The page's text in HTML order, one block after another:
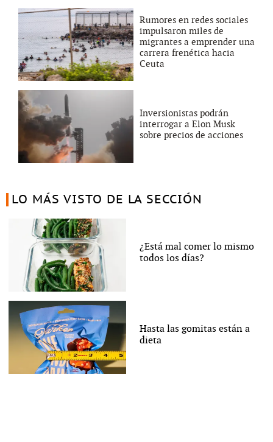
Rumores en redes sociales
impulsaron miles de
migrantes a emprender una
carrera frenética hacia
Ceuta
Inversionistas podrán
interrogar a Elon Musk
sobre precios de acciones
LO MÁS VISTO DE LA SECCIÓN
¿Está mal comer lo mismo
todos los días?
Hasta las gomitas están a
dieta